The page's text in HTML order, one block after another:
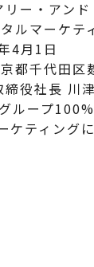
ー・アン
ルマーケ
4月1日
都千代田区
役社長 川
ループ100%
ケティング